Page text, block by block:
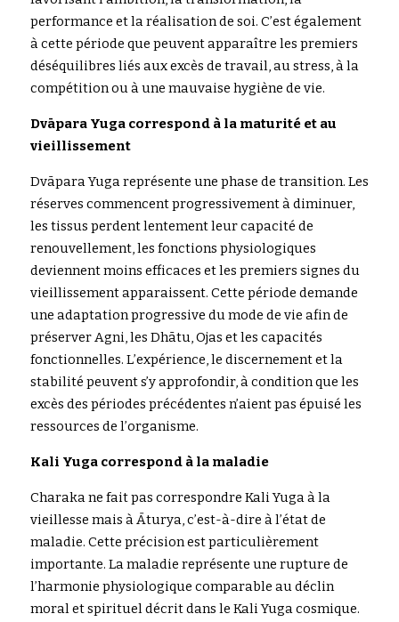
performance et la réalisation de soi. C’est également
à cette période que peuvent apparaître les premiers
déséquilibres liés aux excès de travail, au stress, à la
compétition ou à une mauvaise hygiène de vie.
Dvāpara Yuga correspond à la maturité et au
vieillissement
Dvāpara Yuga représente une phase de transition. Les
réserves commencent progressivement à diminuer,
les tissus perdent lentement leur capacité de
renouvellement, les fonctions physiologiques
deviennent moins efficaces et les premiers signes du
vieillissement apparaissent. Cette période demande
une adaptation progressive du mode de vie afin de
préserver Agni, les Dhātu,Ojas et les capacités
fonctionnelles. L’expérience, le discernement et la
stabilité peuvent s’y approfondir, à condition que les
excès des périodes précédentes n’aient pas épuisé les
ressources de l’organisme.
Kali Yuga correspond à la maladie
Charaka ne fait pas correspondre Kali Yuga à la
vieillesse mais à Āturya, c’est-à-dire à l’état de
maladie. Cette précision est particulièrement
importante. La maladie représente une rupture de
l’harmonie physiologique comparable au déclin
moral et spirituel décrit dans le Kali Yuga cosmique.